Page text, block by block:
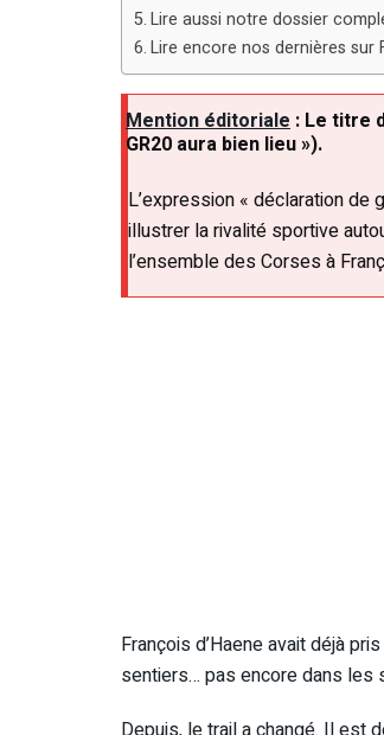
Lire aussi notre dossier
Lire encore nos dernières sur
Mention éditoriale : Le titre
GR20 aura bien lieu »).
L’expression « déclaration
illustrer la rivalité sportive
l’ensemble des Corses à
François d’Haene avait déjà
sentiers… pas encore dans les